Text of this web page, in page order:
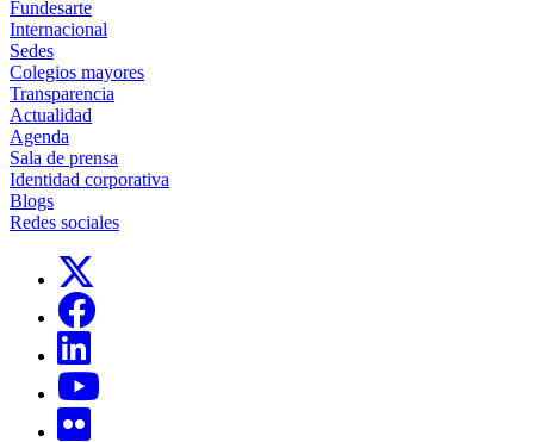
Fundesarte
Internacional
Sedes
Colegios mayores
Transparencia
Actualidad
Agenda
Sala de prensa
Identidad corporativa
Blogs
Redes sociales
Links, Opens in this window
Links, Opens in this window
Links, Opens in this window